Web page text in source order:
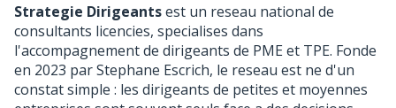
Strategie Dirigeantsest un reseau national de
consultants licencies, specialises dans
l'accompagnement de dirigeants de PME et TPE. Fonde
en 2023 par Stephane Escrich, le reseau est ne d'un
constat simple : les dirigeants de petites et moyennes